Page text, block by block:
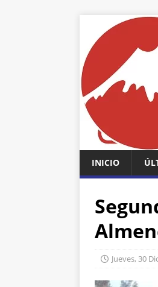
INICIO
Jueves, 30